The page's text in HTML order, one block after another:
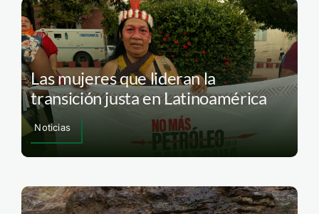
Las mujeres que lideran la
transición justa en Latinoamérica
Noticias